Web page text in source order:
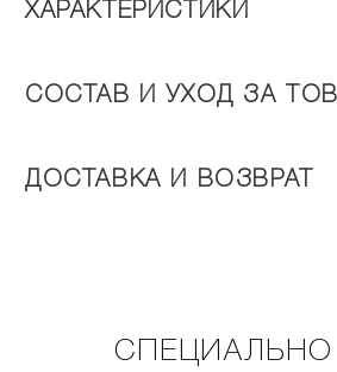
ХАРАКТЕРИСТИКИ
СОСТАВ И УХОД ЗА
ДОСТАВКА И ВОЗВРАТ